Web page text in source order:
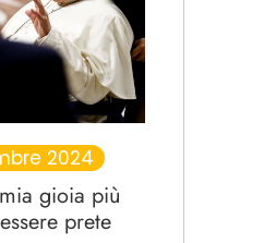
2024
gioia più
prete